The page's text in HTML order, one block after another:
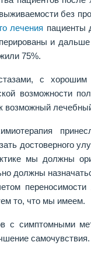
без
лечения пациенты
и
75%.
с хорошим
возможности
возможный
достоверного
мы должны
должны
то, что мы имеем.
с симптомными
самочувствия.